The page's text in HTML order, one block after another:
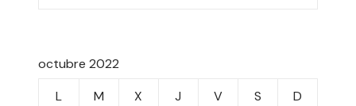
octubre 2022
L
M X J V S D